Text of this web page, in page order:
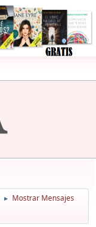
► Mostrar Mensajes